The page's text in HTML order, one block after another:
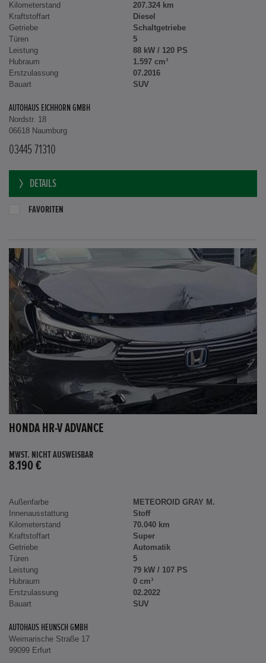
Kilometerstand
207.324 km
Kraftstoffart
Diesel
Getriebe
Schaltgetriebe
Türen
5
Leistung
88 kW / 120 PS
Hubraum
1.597 cm³
Erstzulassung
07.2016
Bauart
SUV
AUTOHAUS EICHHORN GMBH
Nordstr. 18
06618 Naumburg
03445 71310
DETAILS
FAVORITEN
HONDA HR-V ADVANCE
MWST. NICHT AUSWEISBAR
8.190 €
Außenfarbe
METEOROID GRAY M.
Innenausstattung
Stoff
Kilometerstand
70.040 km
Kraftstoffart
Super
Getriebe
Automatik
Türen
5
Leistung
79 kW / 107 PS
Hubraum
0 cm³
Erstzulassung
02.2022
Bauart
SUV
AUTOHAUS HEUNSCH GMBH
Weimarische Straße 17
99099 Erfurt